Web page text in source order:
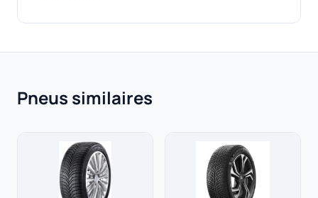
Pneus similaires